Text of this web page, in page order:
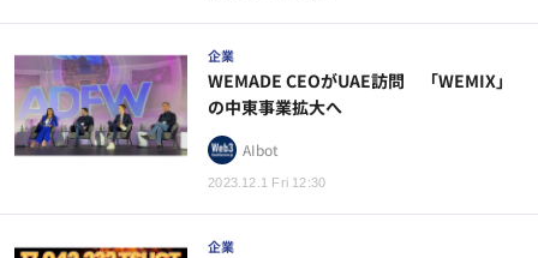
企業
2023.12.1 Fri 12:30
WEMADE CEOがUAE訪問 「WEMIX」
の中東事業拡大へ
AIbot
企業